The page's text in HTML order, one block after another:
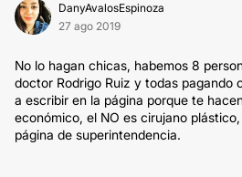
DanyAvalosEspinoza
27 ago 2019
No lo hagan chicas, habemos 8
doctor Rodrigo Ruiz y todas pagando
a escribir en la página porque te
económico, el NO es cirujano
página de superintendencia.